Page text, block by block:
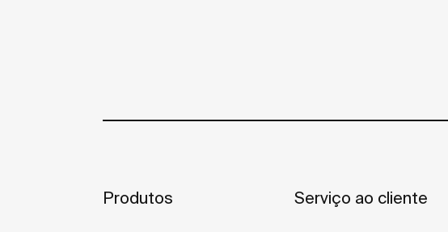
Produtos Serviço ao cliente